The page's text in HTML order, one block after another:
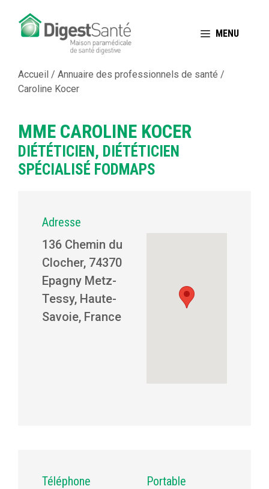
MENU
Accueil / Annuaire des professionnels de santé /
Caroline Kocer
MME CAROLINE KOCER
DIÉTÉTICIEN, DIÉTÉTICIEN
SPÉCIALISÉ FODMAPS
Adresse
136 Chemin du
Clocher, 74370
Epagny Metz-
Tessy, Haute-
Savoie, France
Téléphone
Portable